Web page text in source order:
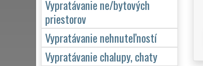
Vypratávanie ne/bytových
priestorov
Vypratávanie nehnuteľností
Vypratávanie chalupy, chaty